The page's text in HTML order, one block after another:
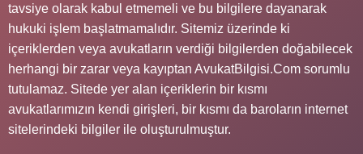
tavsiye olarak kabul etmemeli ve bu bilgilere dayanarak
hukuki işlem başlatmamalıdır. Sitemiz üzerinde ki
içeriklerden veya avukatların verdiği bilgilerden doğabilecek
herhangi bir zarar veya kayıptan AvukatBilgisi.Com sorumlu
tutulamaz. Sitede yer alan içeriklerin bir kısmı
avukatlarımızın kendi girişleri, bir kısmı da baroların internet
sitelerindeki bilgiler ile oluşturulmuştur.